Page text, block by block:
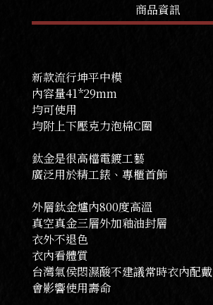
商品資訊
新款流行坤平中模
內容量41*29mm
均可使用
均附上下壓克力泡棉C圈
鈦金是很高檔電鍍工藝
廣泛用於精工錶、專櫃首飾
外層鈦金爐內800度高溫
真空真金三層外加釉油封層
衣外不退色
衣內看體質
台灣氣侯悶濕酸不建議常時衣內配戴
會影響使用壽命